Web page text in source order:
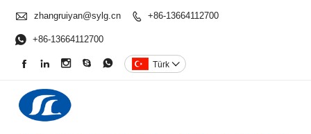
 zhangruiyan@sylg.cn  +86-13664112700
 +86-13664112700
     Türk 